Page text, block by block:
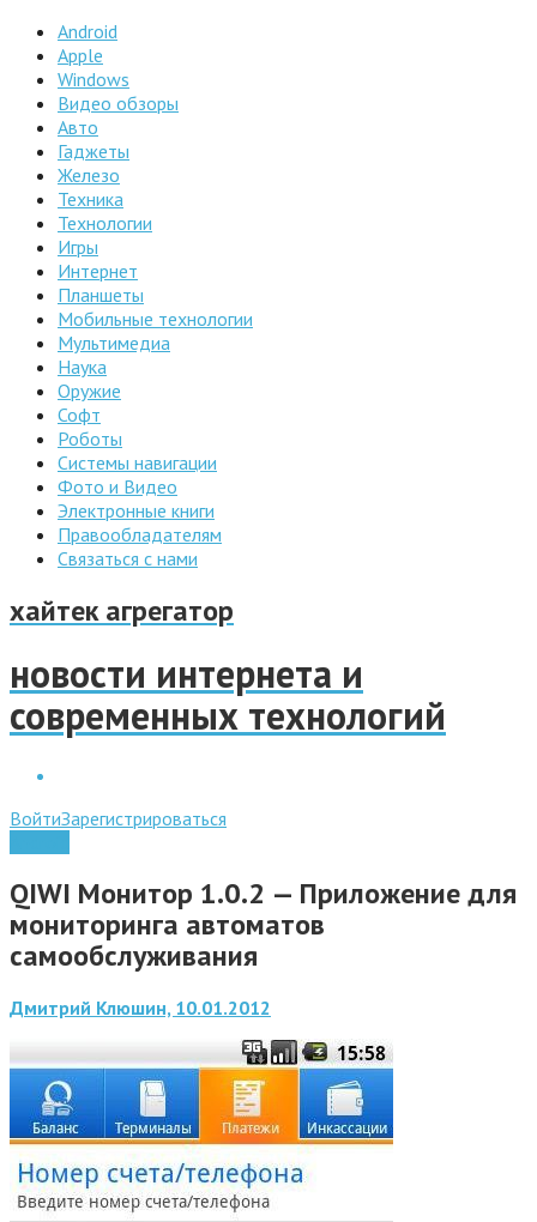
Android
Apple
Windows
Видео обзоры
Авто
Гаджеты
Железо
Техника
Технологии
Игры
Интернет
Планшеты
Мобильные технологии
Мультимедиа
Наука
Оружие
Софт
Роботы
Системы навигации
Фото и Видео
Электронные книги
Правообладателям
Связаться с нами
хайтек агрегатор
новости интернета и
современных технологий
ВойтиЗарегистрироваться
QIWI Монитор 1.0.2 — Приложение для
мониторинга автоматов
самообслуживания
Дмитрий Клюшин, 10.01.2012